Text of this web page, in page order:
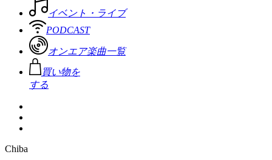
イベント・ライブ
PODCAST
オンエア楽曲一覧
買い物を
する
Chiba